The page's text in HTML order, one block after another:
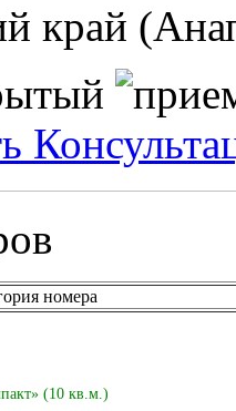
край
номера
(10 кв.м.)